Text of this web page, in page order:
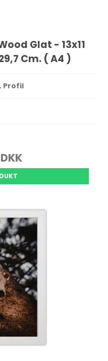
Glat - 13x11
Cm. ( A4 )
Profil